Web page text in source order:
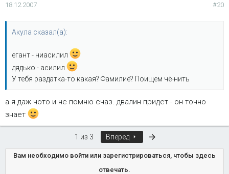
18.12.2007 #20
Акула сказал(а):
егант - ниасилил
дядько - асилил
У тебя раздатка-то какая? Фамилиё? Поищем чё-нить
а я даж чото и не помню счаз. двалин придет - он точно
знает
1 из 3 Вперед
Вам необходимо войти или зарегистрироваться, чтобы здесь
отвечать.